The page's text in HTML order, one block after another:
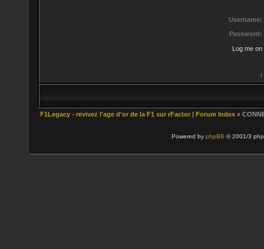
Username:
Password:
Log me
I
F1Legacy - revivez l'age d'or de la F1 sur rFactor | Forum Index »
Powered by phpBB © 2001/3